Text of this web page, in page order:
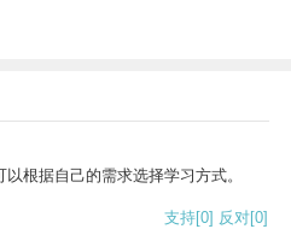
根据自己的需求选择学习方式。
支持[0] 反对[0]